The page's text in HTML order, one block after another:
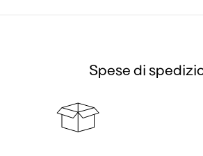
Spese di